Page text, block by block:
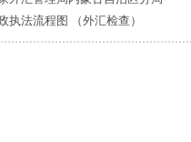
执法流程图 （外汇检查）